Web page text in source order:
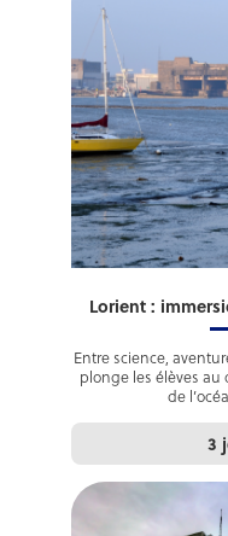
Lorient :
Entre science,
plonge les élèves
de
3